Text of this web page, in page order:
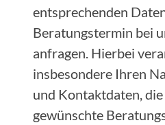
entsprechenden
Beratungstermin bei
anfragen. Hierbei
insbesondere Ihren
und Kontaktdaten,
gewünschte